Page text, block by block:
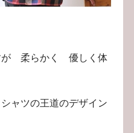
が 柔らかく 優しく体
ャツの王道のデザイン